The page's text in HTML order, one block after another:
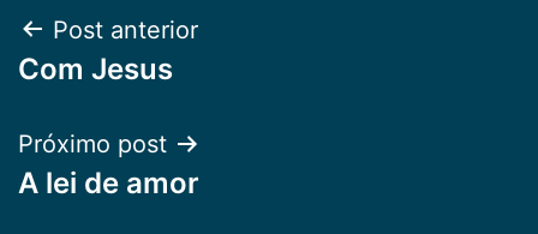
Navegação
de
Post
Post anterior
Com Jesus
Próximo post
A lei de amor